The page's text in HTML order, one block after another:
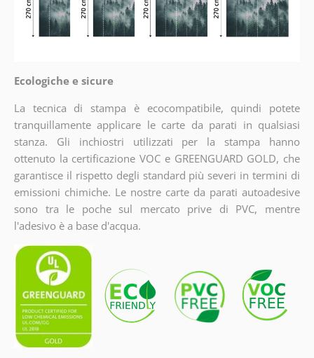
Ecologiche e sicure
La tecnica di stampa è ecocompatibile, quindi potete
tranquillamente applicare le carte da parati in qualsiasi
stanza. Gli inchiostri utilizzati per la stampa hanno
ottenuto la certificazione VOC e GREENGUARD GOLD, che
garantisce il rispetto degli standard più severi in termini di
emissioni chimiche. Le nostre carte da parati autoadesive
sono tra le poche sul mercato prive di PVC, mentre
l'adesivo è a base d'acqua.